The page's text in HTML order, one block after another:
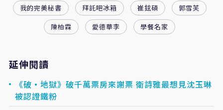
我的完美秘書
拜託吧冰箱 崔鉉碩
郭雪芙
陳柏霖
愛德華李 學餐名家
延伸閱讀
《破·地獄》破千萬票房來謝票 衛詩雅最想見沈玉琳
被認證鐵粉